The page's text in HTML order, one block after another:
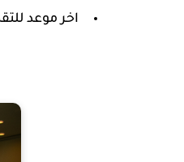
اخر موعد